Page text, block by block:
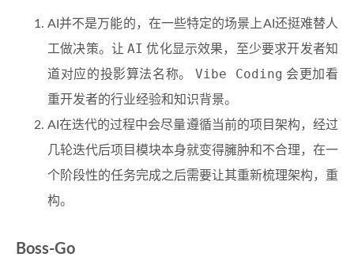
AI并不是万能的，在一些特定的场景上AI还挺难替人
工做决策。让 AI 优化显示效果，至少要求开发者知
道对应的投影算法名称。
Vibe Coding 会更加看
重开发者的行业经验和知识背景。
AI在迭代的过程中会尽量遵循当前的项目架构，经过
几轮迭代后项目模块本身就变得臃肿和不合理，在一
个阶段性的任务完成之后需要让其重新梳理架构，重
构。
Boss-Go